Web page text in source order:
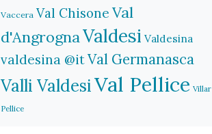
Vaccera Val Chisone Val
d'AngrognaValdesi Valdesina
valdesina @itVal Germanasca
Valli ValdesiVal Pellice Villar
Pellice